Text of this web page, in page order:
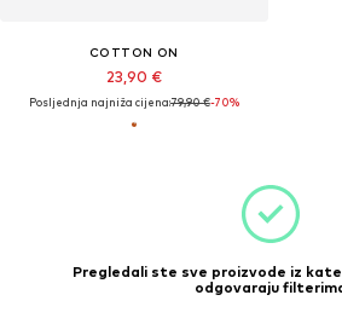
COTTON ON
23,90 €
Posljednja najniža cijena:79,90 €-70%
Pregledali ste sve proizvode iz
odgovaraju